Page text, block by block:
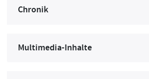
Chronik
Multimedia-Inhalte